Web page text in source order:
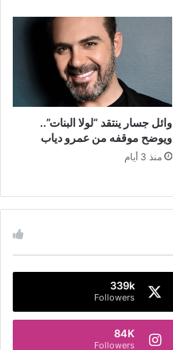
وائل جسار ينتقد “لولا البنات”..
ويوضح موقفه من عمرو دياب
منذ 3 أيام
339k
Followers
84K
Followers